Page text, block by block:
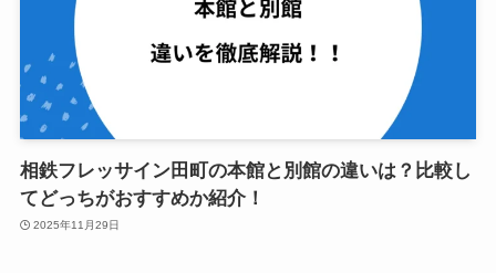
相鉄フレッサイン田町の本館と別館の違いは？比較し
てどっちがおすすめか紹介！
2025年11月29日